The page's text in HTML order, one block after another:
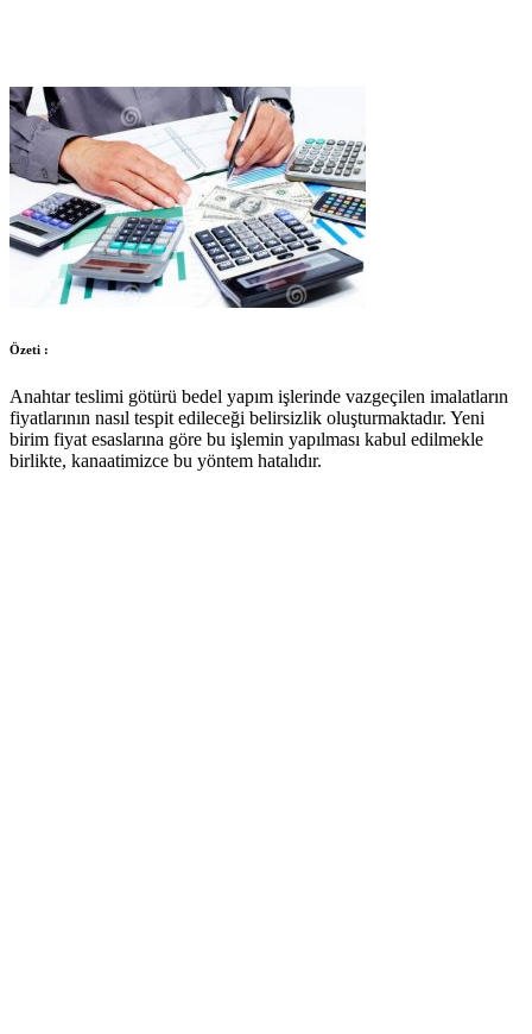
Özeti :
Anahtar teslimi götürü bedel yapım işlerinde vazgeçilen imalatların
fiyatlarının nasıl tespit edileceği belirsizlik oluşturmaktadır. Yeni
birim fiyat esaslarına göre bu işlemin yapılması kabul edilmekle
birlikte, kanaatimizce bu yöntem hatalıdır.